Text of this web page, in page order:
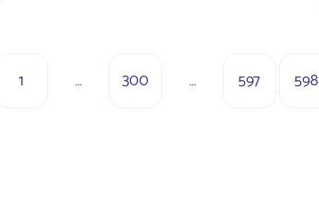
1 … 300 … 597 598